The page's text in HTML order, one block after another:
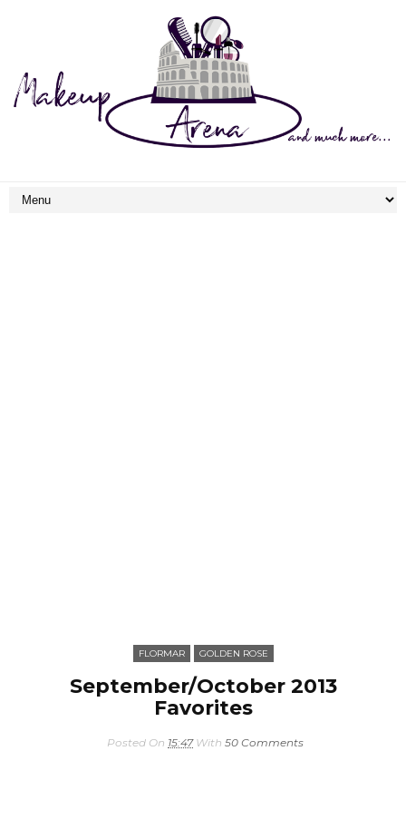
FLORMAR GOLDEN ROSE
September/October 2013
Favorites
Posted On 15:47 With 50 Comments